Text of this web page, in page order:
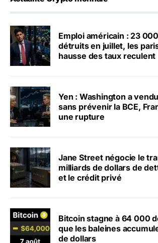
Emploi américain : 23
détruits en juillet, les
hausse des taux reculent
Yen : Washington a
sans prévenir la BCE,
une rupture
Jane Street négocie le
milliards de dollars de
et le crédit privé
Bitcoin stagne à 64 000
que les baleines
de dollars